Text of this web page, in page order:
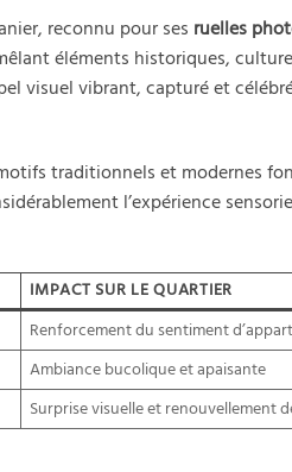
reconnu pour ses ruelles
éléments historiques,
visuel vibrant, capturé et
traditionnels et modernes
l’expérience
IMPACT SUR LE QUARTIER
Renforcement du sentiment
Ambiance bucolique et apaisante
Surprise visuelle et renouvellement